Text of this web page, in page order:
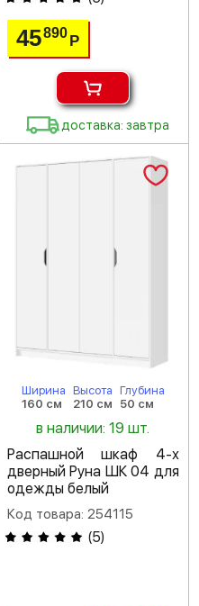
45890 Р
доставка: завтра
Ширина
160 см
Высота
210 см
Глубина
50 см
в наличии: 19 шт.
Распашной шкаф 4-х
дверный Руна ШК 04 для
одежды белый
Код товара: 254115
(5)